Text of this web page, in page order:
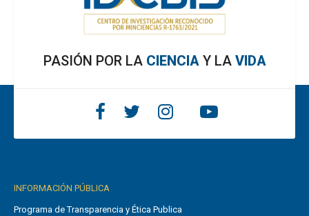
PASIÓN POR LA CIENCIAY LA VIDA
INFORMACIÓN PÚBLICA
Programa de Transparencia y Ética Publica